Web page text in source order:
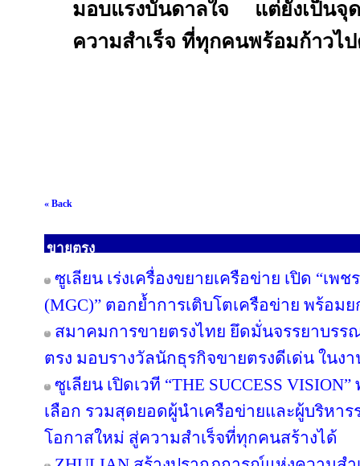
มอบแรงบันดาลใจ แต่ยังเป็นจุ
ความสำเร็จ ที่ทุกคนพร้อมก้าวไ
« Back
ขายตรง
ซูเลียน เร่งเครื่องขยายเครือข่าย เปิด “เพ
(MGC)” ตอกย้ำการเติบโตเครือข่าย พร้อ
สมาคมการขายตรงไทย ยึดมั่นจรรยาบรร
ตรง มอบรางวัลนักธุรกิจขายตรงดีเด่น ในงา
ซูเลียน เปิดเวที “THE SUCCESS
เลือก รวมสุดยอดผู้นำเครือข่ายและผู้บริหา
โอกาสใหม่ สู่ความสำเร็จที่ทุกคนสร้างได้